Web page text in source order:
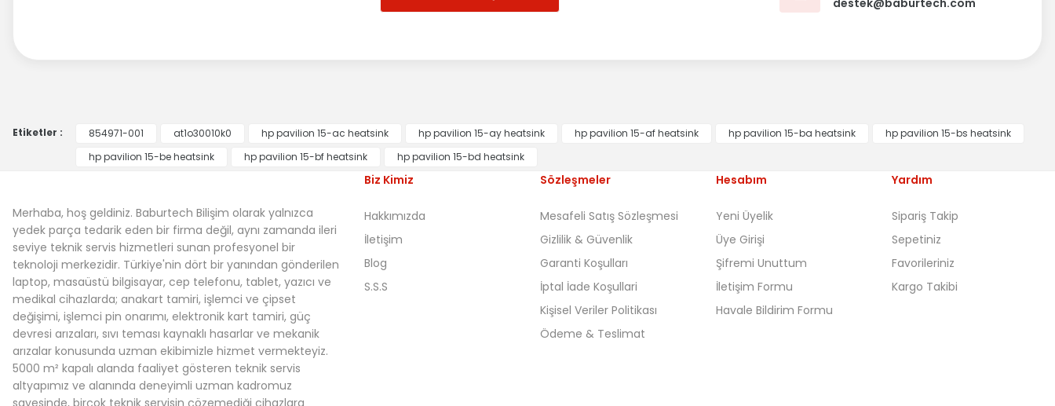
destek@baburtech.com
Etiketler : 854971-001 at1o30010k0 hp pavilion 15-ac heatsink hp pavilion 15-ay heatsink hp pavilion 15-af heatsink hp pavilion 15-ba heatsink
hp pavilion 15-bs heatsink
hp pavilion 15-be heatsink
hp pavilion 15-bf heatsink hp pavilion 15-bd heatsink
Merhaba, hoş geldiniz. Baburtech Bilişim olarak yalnızca
yedek parça tedarik eden bir firma değil, aynı zamanda ileri
seviye teknik servis hizmetleri sunan profesyonel bir
teknoloji merkezidir. Türkiye'nin dört bir yanından gönderilen
laptop, masaüstü bilgisayar, cep telefonu, tablet, yazıcı ve
medikal cihazlarda; anakart tamiri, işlemci ve çipset
değişimi, işlemci pin onarımı, elektronik kart tamiri, güç
devresi arızaları, sıvı teması kaynaklı hasarlar ve mekanik
arızalar konusunda uzman ekibimizle hizmet vermekteyiz.
5000 m² kapalı alanda faaliyet gösteren teknik servis
altyapımız ve alanında deneyimli uzman kadromuz
sayesinde, birçok teknik servisin çözemediği cihazlara
Biz Kimiz
Hakkımızda
İletişim
Blog
S.S.S
Sözleşmeler
Mesafeli Satış Sözleşmesi
Gizlilik & Güvenlik
Garanti Koşulları
İptal İade Koşullari
Kişisel Veriler Politikası
Ödeme & Teslimat
Hesabım
Yeni Üyelik
Üye Girişi
Şifremi Unuttum
İletişim Formu
Havale Bildirim Formu
Yardım
Sipariş Takip
Sepetiniz
Favorileriniz
Kargo Takibi